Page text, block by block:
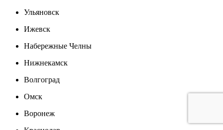
Ульяновск
Ижевск
Набережные Челны
Нижнекамск
Волгоград
Омск
Воронеж